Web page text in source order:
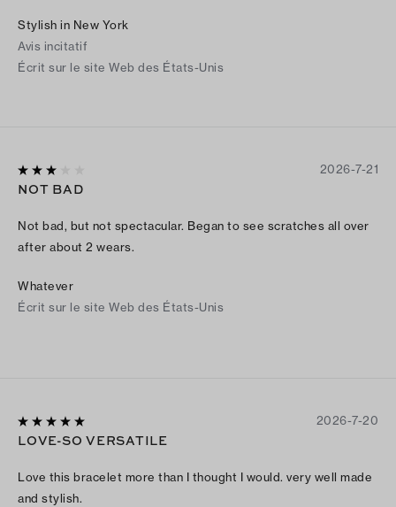
right amount of sophistication without being overdone. This is
one of those timeless pieces that you’ll reach for again and
again. Highly recommend!
Stylish in New York
Avis incitatif
Écrit sur le site Web des États-Unis
2026-7-21
NOT BAD
Not bad, but not spectacular. Began to see scratches all over
after about 2 wears.
Whatever
Écrit sur le site Web des États-Unis
2026-7-20
LOVE-SO VERSATILE
Love this bracelet more than I thought I would. very well made
and stylish.